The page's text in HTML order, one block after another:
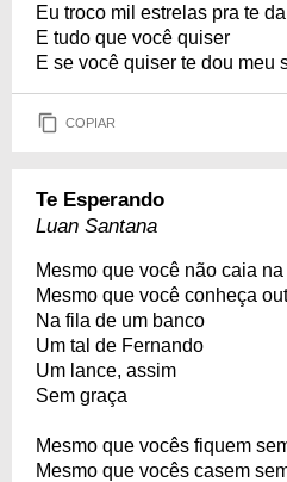
Eu troco mil estrelas pra te
E tudo que você quiser
E se você quiser te dou meu
COPIAR
Te Esperando
Luan Santana
Mesmo que você não caia
Mesmo que você conheça
Na fila de um banco
Um tal de Fernando
Um lance, assim
Sem graça
Mesmo que vocês fiquem
Mesmo que vocês casem